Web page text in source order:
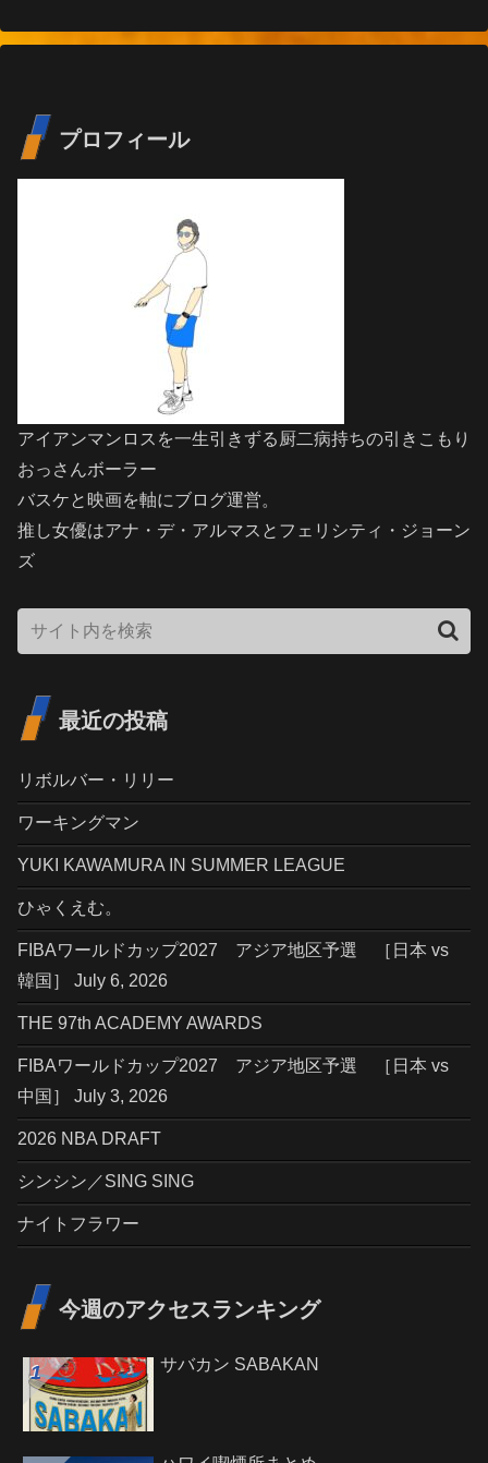
プロフィール
アイアンマンロスを一生引きずる厨二病持ちの引きこもり
おっさんボーラー
バスケと映画を軸にブログ運営。
推し女優はアナ・デ・アルマスとフェリシティ・ジョーン
ズ
最近の投稿
リボルバー・リリー
ワーキングマン
YUKI KAWAMURA IN SUMMER LEAGUE
ひゃくえむ。
FIBAワールドカップ2027 アジア地区予選 ［日本 vs
韓国］ July 6, 2026
THE 97th ACADEMY AWARDS
FIBAワールドカップ2027 アジア地区予選 ［日本 vs
中国］ July 3, 2026
2026 NBA DRAFT
シンシン／SING SING
ナイトフラワー
今週のアクセスランキング
サバカン SABAKAN